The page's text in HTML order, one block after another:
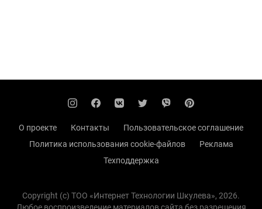
О проекте Контакты
Пользовательское соглашение
Политика использования cookie-файлов
Реклама
Техподдержка
Copyright (с) TOO «Интернет Технологии Шкулева», 2026.